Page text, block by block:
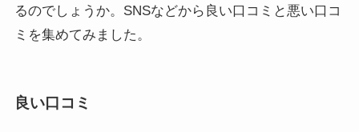
るのでしょうか。SNSなどから良い口コミと悪い口コ
ミを集めてみました。
良い口コミ